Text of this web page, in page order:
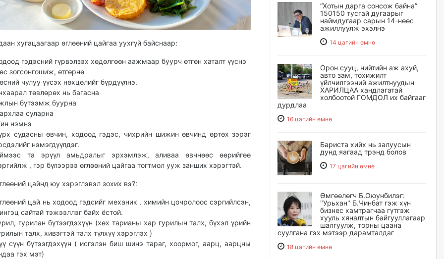
хугацаагаар өглөөний цайгаа уухгүй байснаар:
гэдэсний гүрвэлзэх хөдөлгөөн аажмаар буурч өтгөн хаталт үүснэ
зогсонгошиж, өтгөрнө
чулуу үүсэх нөхцөлийг бүрдүүлнэ.
төвлөрөх нь багасна
бүтээмж буурна
суларна
нэмнэ
судасны өвчин, ходоод гэдэс, чихрийн шижин өвчинд өртөх зэрэг
нэмэгдүүлдэг.
та эрүүл амьдралыг эрхэмлэж, аливаа өвчнөөс өөрийгөө
, гэр бүлээрээ өглөөний цайгаа тогтмол ууж занших хэрэгтэй.
цайнд юу хэрэглэвэл зохих вэ?:
цай нь ходоод гэдсийг механик , химийн цочролоос сэргийлсэн,
сайтай тэжээллэг байх ёстой.
гурилан бүтээгдэхүүн (хөх тарианы хар гурилын талх, бүхэл үрийн
талх, хивэгтэй талх түлхүү хэрэглэх )
сүүн бүтээгдэхүүн ( исгэлэн биш шинэ тараг, хоормог, аарц, аарцны
гэх мэт)
“Хотын дарга сонсож байна”
150150 тусгай дугаарыг
наймдугаар сарын 14-нөөс
ажиллуулж эхэлнэ
14 цагийн өмнө
Орон сууц, нийтийн аж ахуй,
авто зам, тохижилт
үйлчилгээний ажилтнуудын
ХАРИЛЦАА хандлагатай
холбоотой ГОМДОЛ их байгааг
дурдлаа
16 цагийн өмнө
Бариста хийх нь залуусын
дунд яагаад трэнд болов
17 цагийн өмнө
Өмгөөлөгч Б.Оюунбилэг:
"Урьхан" Б.Чинбат гэж хүн
бизнес хамтрагчаа гүтгэж
хууль хяналтын байгууллагаар
шалгуулж, торны цаана
суулгана гэх мэтээр дарамталдаг
18 цагийн өмнө